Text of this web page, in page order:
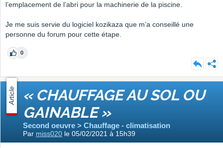
l’emplacement de l’abri pour la machinerie de la piscine.
Je me suis servie du logiciel kozikaza que m’a conseillé une
personne du forum pour cette étape.
0
Article « CHAUFFAGE AU SOL OU
GAINABLE »
Second oeuvre > Chauffage - climatisation
Par miss020 le 05/02/2021 à 15h39